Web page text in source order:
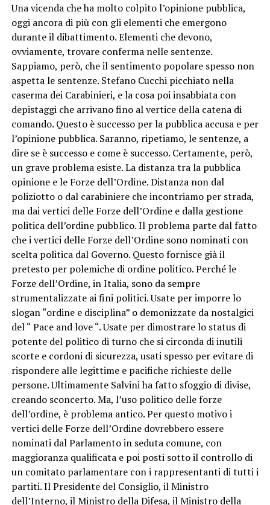
Una vicenda che ha molto colpito l’opinione pubblica,
oggi ancora di più con gli elementi che emergono
durante il dibattimento. Elementi che devono,
ovviamente, trovare conferma nelle sentenze.
Sappiamo, però, che il sentimento popolare spesso non
aspetta le sentenze. Stefano Cucchi picchiato nella
caserma dei Carabinieri, e la cosa poi insabbiata con
depistaggi che arrivano fino al vertice della catena di
comando. Questo è successo per la pubblica accusa e per
l’opinione pubblica. Saranno, ripetiamo, le sentenze, a
dire se è successo e come è successo. Certamente, però,
un grave problema esiste. La distanza tra la pubblica
opinione e le Forze dell’Ordine. Distanza non dal
poliziotto o dal carabiniere che incontriamo per strada,
ma dai vertici delle Forze dell’Ordine e dalla gestione
politica dell’ordine pubblico. Il problema parte dal fatto
che i vertici delle Forze dell’Ordine sono nominati con
scelta politica dal Governo. Questo fornisce già il
pretesto per polemiche di ordine politico. Perché le
Forze dell’Ordine, in Italia, sono da sempre
strumentalizzate ai fini politici. Usate per imporre lo
slogan “ordine e disciplina” o demonizzate da nostalgici
del “ Pace and love “. Usate per dimostrare lo status di
potente del politico di turno che si circonda di inutili
scorte e cordoni di sicurezza, usati spesso per evitare di
rispondere alle legittime e pacifiche richieste delle
persone. Ultimamente Salvini ha fatto sfoggio di divise,
creando sconcerto. Ma, l’uso politico delle forze
dell’ordine, è problema antico. Per questo motivo i
vertici delle Forze dell’Ordine dovrebbero essere
nominati dal Parlamento in seduta comune, con
maggioranza qualificata e poi posti sotto il controllo di
un comitato parlamentare con i rappresentanti di tutti i
partiti. Il Presidente del Consiglio, il Ministro
dell’Interno, il Ministro della Difesa, il Ministro della